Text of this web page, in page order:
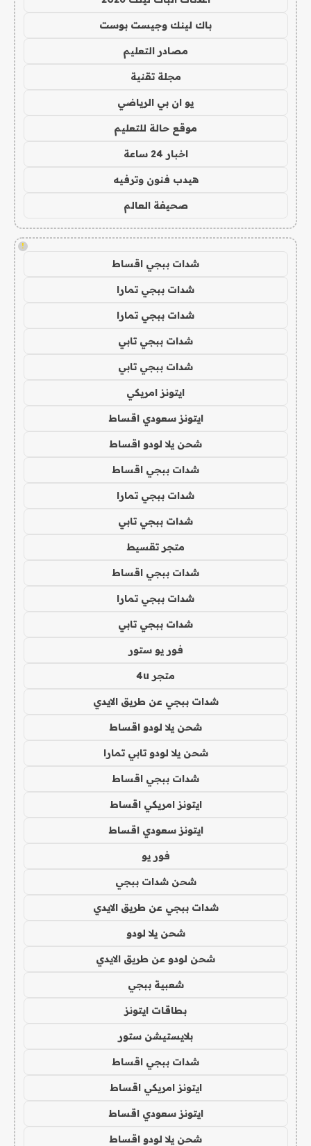
باك لينك وجيست بوست
مصادر التعليم
مجلة تقنية
يو ان بي الرياضي
موقع حالة للتعليم
اخبار 24 ساعة
هيدب فنون وترفيه
صحيفة العالم
!
شدات ببجي اقساط
شدات ببجي تمارا
شدات ببجي تمارا
شدات ببجي تابي
شدات ببجي تابي
ايتونز امريكي
ايتونز سعودي اقساط
شحن يلا لودو اقساط
شدات ببجي اقساط
شدات ببجي تمارا
شدات ببجي تابي
متجر تقسيط
شدات ببجي اقساط
شدات ببجي تمارا
شدات ببجي تابي
فور يو ستور
متجر 4u
شدات ببجي عن طريق الايدي
شحن يلا لودو اقساط
شحن يلا لودو تابي تمارا
شدات ببجي اقساط
ايتونز امريكي اقساط
ايتونز سعودي اقساط
فور يو
شحن شدات ببجي
شدات ببجي عن طريق الايدي
شحن يلا لودو
شحن لودو عن طريق الايدي
شعبية ببجي
بطاقات ايتونز
بلايستيشن ستور
شدات ببجي اقساط
ايتونز امريكي اقساط
ايتونز سعودي اقساط
شحن يلا لودو اقساط